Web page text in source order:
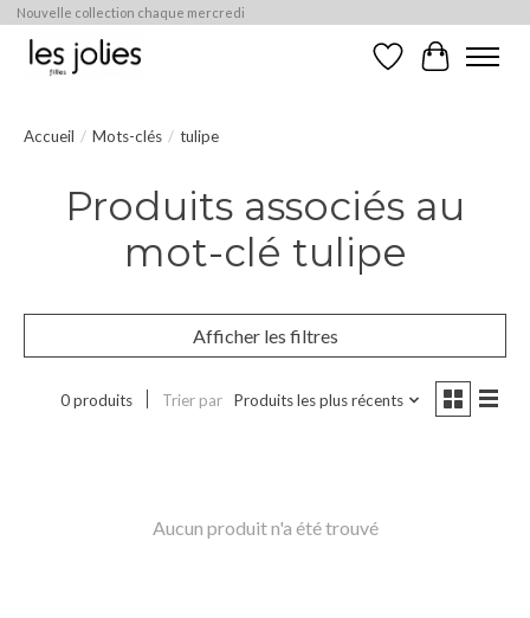
Nouvelle collection chaque mercredi
Liste de souhaits
Panier
Accueil / Mots-clés / tulipe
Produits associés au
mot-clé tulipe
Afficher les filtres
0 produits Trier par Produits les plus récents
Aucun produit n'a été trouvé